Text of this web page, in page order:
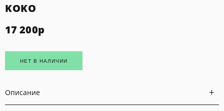
KOKO
17 200р
НЕТ В НАЛИЧИИ
Описание